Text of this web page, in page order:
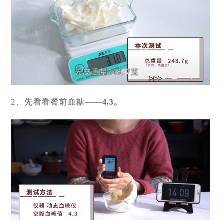
2、先看看餐前血糖——4.3。